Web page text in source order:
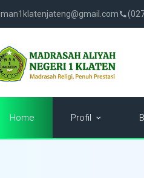
man1klatenjateng@gmail.com
Home Profil